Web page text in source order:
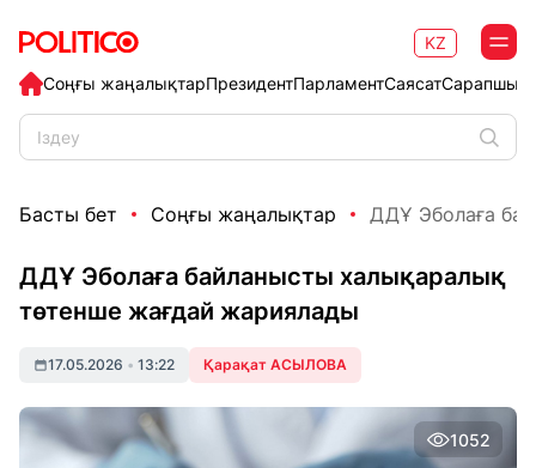
Соңғы жаңалықтарПрезидентПарламентСаясат
KZ
Басты бет Соңғы жаңалықтар ДДҰ Эболаға
ДДҰ Эболаға байланысты халықаралық
төтенше жағдай жариялады
17.05.2026 • 13:22 Қарақат АСЫЛОВА
1052